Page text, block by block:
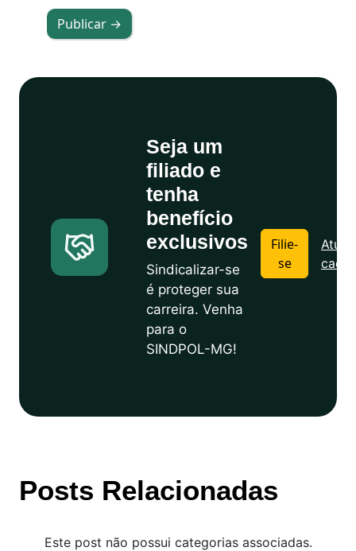
Publicar →
Seja um
filiado e
tenha
benefício
exclusivos
Sindicalizar-se
é proteger sua
carreira. Venha
para o
SINDPOL-MG!
Filie-
se
Posts Relacionadas
Este post não possui categorias associadas.